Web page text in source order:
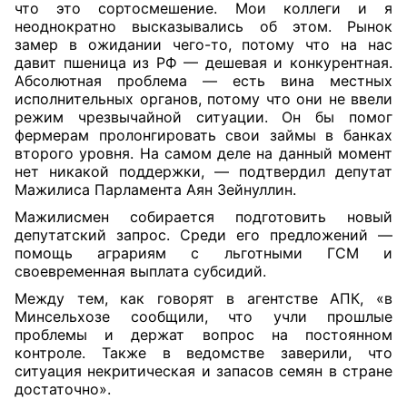
что это сортосмешение. Мои коллеги и я
неоднократно высказывались об этом. Рынок
замер в ожидании чего-то, потому что на нас
давит пшеница из РФ — дешевая и конкурентная.
Абсолютная проблема — есть вина местных
исполнительных органов, потому что они не ввели
режим чрезвычайной ситуации. Он бы помог
фермерам пролонгировать свои займы в банках
второго уровня. На самом деле на данный момент
нет никакой поддержки, — подтвердил депутат
Мажилиса Парламента Аян Зейнуллин.
Мажилисмен собирается подготовить новый
депутатский запрос. Среди его предложений —
помощь аграриям с льготными ГСМ и
своевременная выплата субсидий.
Между тем, как говорят в агентстве АПК, «в
Минсельхозе сообщили, что учли прошлые
проблемы и держат вопрос на постоянном
контроле. Также в ведомстве заверили, что
ситуация некритическая и запасов семян в стране
достаточно».